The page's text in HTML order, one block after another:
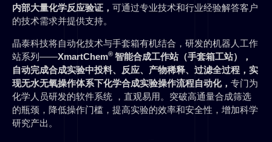
内部大量化学反应验证， 可通过专业技术和行业经验解答客户
的技术需求并提供支持。
晶泰科技将自动化技术与手套箱有机结合，研发的机器人工作
站系列——XmartChem® 智能合成工作站（手套箱工站），
自动完成合成实验中投料、反应、产物稀释、过滤全过程，实
现无水无氧操作体系下化学合成实验操作流程自动化， 专门为
化学人员研发的软件系统 ，直观易用。突破高通量合成筛选
的瓶颈，降低操作门槛，提高实验的效率和安全性，增加科学
研究产出。